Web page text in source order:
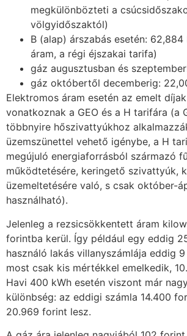
megkülönbözteti a
völgyidőszaktól)
B (alap) árszabás esetén:
áram, a régi éjszakai tarifa)
gáz augusztusban és
gáz októbertől decemberig:
Elektromos áram esetén az emelt
vonatkoznak a GEO és a H tarifára (a
többnyire hőszivattyúkhoz
üzemszünettel vehető igénybe, a H
megújuló energiaforrásból származó
működtetésére, keringető szivattyúk,
üzemeltetésére való, s csak október-
használható).
Jelenleg a rezsicsökkentett áram
forintba kerül. Így például egy eddig
használó lakás villanyszámlája eddig
most csak kis mértékkel emelkedik,
Havi 400 kWh esetén viszont már
különbség: az eddigi számla 14.400
20.969 forint lesz.